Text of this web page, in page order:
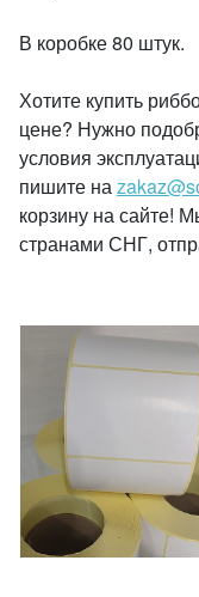
В коробке 80 штук.
Хотите купить
цене? Нужно
условия
пишите на
корзину на сайте!
странами СНГ,